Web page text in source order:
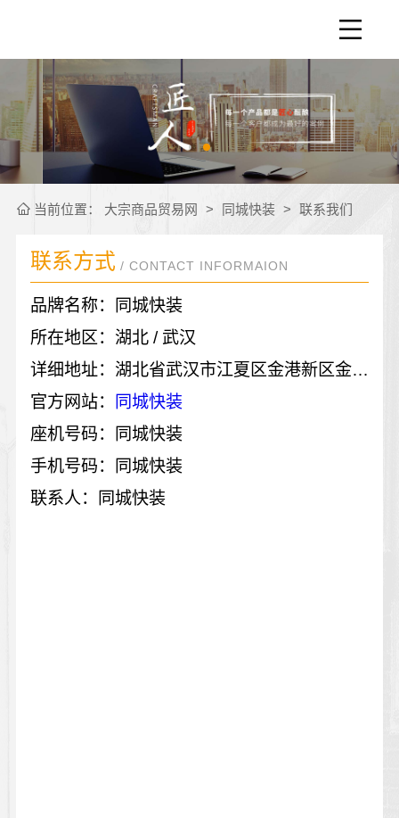
当前位置： 大宗商品贸易网 > 同城快装 > 联系我们
联系方式 / CONTACT INFORMAION
品牌名称：同城快装
所在地区：湖北 / 武汉
详细地址：湖北省武汉市江夏区金港新区金港中路6号-7号
官方网站：
同城快装
座机号码：同城快装
手机号码：同城快装
联系人：同城快装